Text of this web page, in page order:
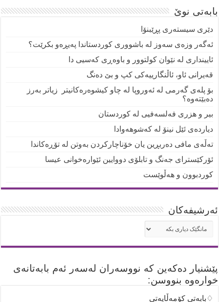
بابەتی نوێ
دێری سیستەری پڕێبنۆا
ئەگەر وزەی سەوز لە باشووری کوردستاندا پەیڕەو بکرێت؟
ئایینداری لە نێوان کولتوور و باوەڕی کەسیی دا
قەیرانی ئاو، ئاڵنگارییەکی کپ و بێ دەنگ
بۆ پلەی گەرمی لە ئەوروپا لە چاو کیشوەرەکانیتر زیاتر بەرز
دەبێتەوە؟
بیر و هزری فەلسەفیی لە کوردستان
دیاردەی ئێل نینۆ لە کەشوهەوادا
تەڵەی مافی دەربڕین یان خۆناچارکردن بەوتن لە تۆڕەکاندا
ئۆرکێسترای جەنگ و تابلۆی دووایین ئێوارەخوانی عیسا
کوردبوون و هەڵوێست
ئه‌رشیفه‌کان
ئه‌رشیفه‌کان
پێشنیار دەکەین کە نووسەران لەسەر ئەم بابەتانەی
خوارەوە بنووسن:
♢بابەتی کۆمەڵایەتی